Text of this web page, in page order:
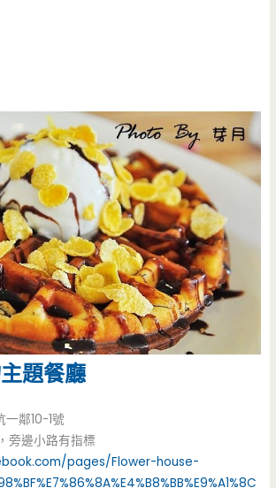
題餐廳
一鄰10-1號
旁邊小路有指標
pages/Flower-house-